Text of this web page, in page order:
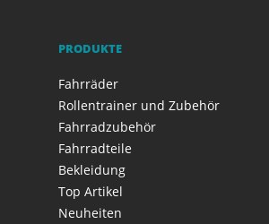
PRODUKTE
Fahrräder
Rollentrainer und Zubehör
Fahrradzubehör
Fahrradteile
Bekleidung
Top Artikel
Neuheiten